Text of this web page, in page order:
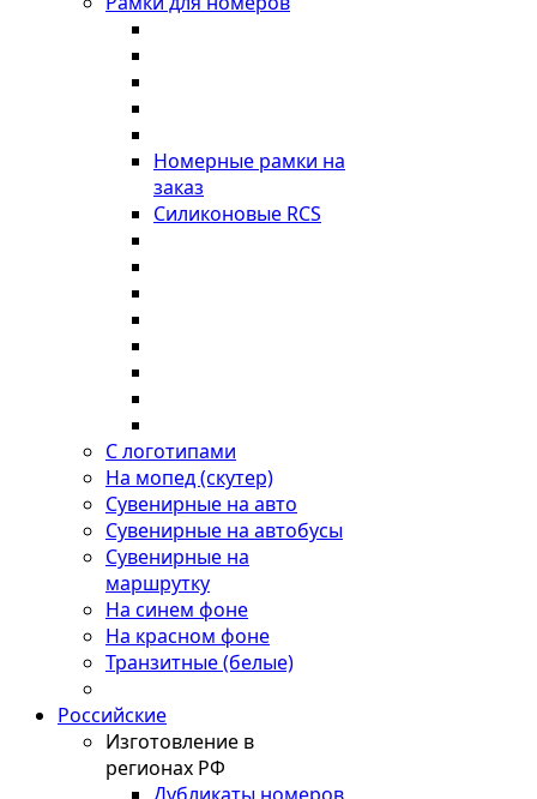
Номерные рамки на
заказ
Силиконовые RCS
С логотипами
На мопед (скутер)
Сувенирные на авто
Сувенирные на автобусы
Сувенирные на
маршрутку
На синем фоне
На красном фоне
Транзитные (белые)
Российские
Изготовление в
регионах РФ